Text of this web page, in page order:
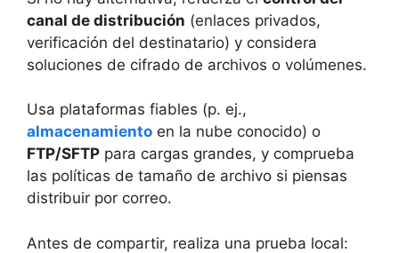
canal de distribución (enlaces privados,
verificación del destinatario) y considera
soluciones de cifrado de archivos o volúmenes.
Usa plataformas fiables (p. ej.,
almacenamiento en la nube conocido) o
FTP/SFTP para cargas grandes, y comprueba
las políticas de tamaño de archivo si piensas
distribuir por correo.
Antes de compartir, realiza una prueba local: